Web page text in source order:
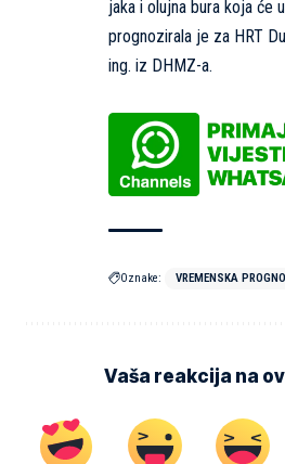
jaka i olujna bura koja će
prognozirala je za HRT
ing. iz DHMZ-a.
Oznake: VREMENSKA
Vaša reakcija na